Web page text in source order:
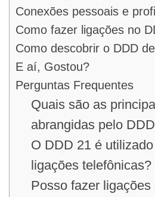
Conexões pessoais e
Como fazer ligações no
Como descobrir o DDD
E aí, Gostou?
Perguntas Frequentes
Quais são as
abrangidas pelo
O DDD 21 é
ligações telefônicas?
Posso fazer